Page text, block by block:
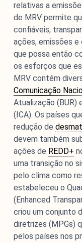
e
ú
d
o
Institucional
Parcerias
O Monitor do
agregador de
maneiras de
econômico da
esfera pública.
relativas a
de MRV permite
confiáveis,
ações, emissões e
que possa então
os esforços que
MRV contém
Comunicação
Atualização (BUR)
(ICA). Os países
redução de
devem também
ações de REDD+
uma transição no
pelo clima como
estabeleceu o
(Enhanced
criou um conjunto
diretrizes (MPGs)
pelos países nos